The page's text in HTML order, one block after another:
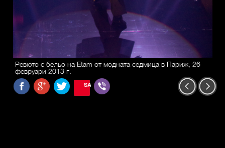
Ревюто с бельо на Etam от модната седмица в Париж, 26
февруари 2013 г.
SAVE